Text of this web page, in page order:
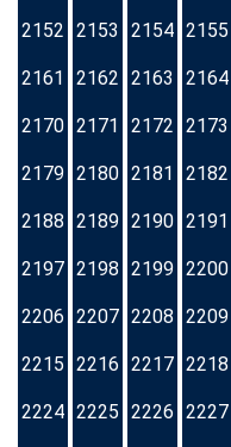
2152 2153 2154 2155
2161 2162 2163 2164
2170 2171 2172 2173
2179 2180 2181 2182
2188 2189 2190 2191
2197 2198 2199 2200
2206 2207 2208 2209
2215 2216 2217 2218
2224 2225 2226 2227